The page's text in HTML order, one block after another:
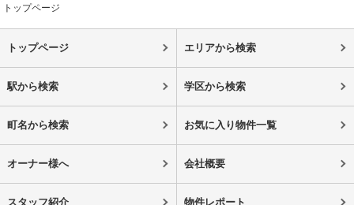
トップページ
トップページ エリアから検索
駅から検索 学区から検索
町名から検索 お気に入り物件一覧
オーナー様へ 会社概要
スタッフ紹介 物件レポート